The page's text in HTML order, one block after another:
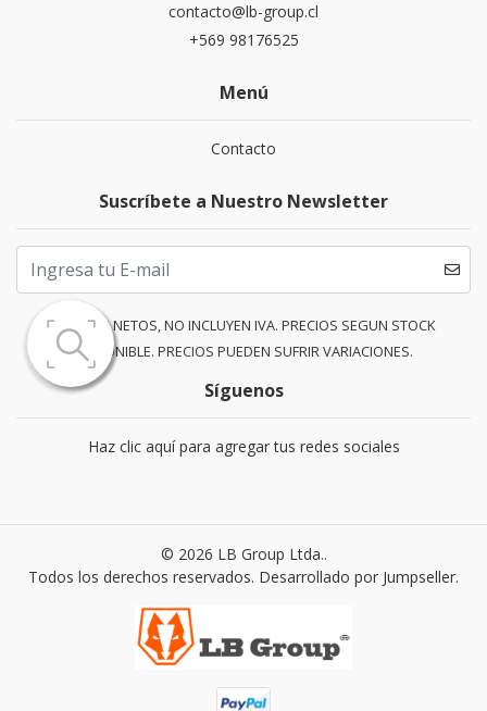
contacto@lb-group.cl
+569 98176525
Menú
Contacto
Suscríbete a Nuestro Newsletter
PRECIOS NETOS, NO INCLUYEN IVA. PRECIOS SEGUN STOCK
DISPONIBLE. PRECIOS PUEDEN SUFRIR VARIACIONES.
Síguenos
Haz clic aquí para agregar tus redes sociales
© 2026 LB Group Ltda..
Todos los derechos reservados. Desarrollado por Jumpseller.